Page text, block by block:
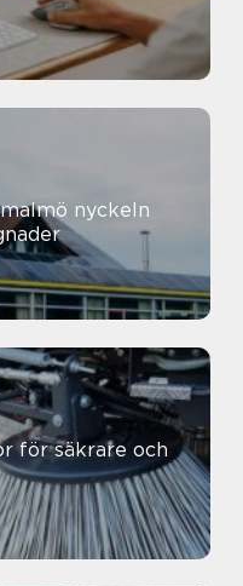
nyckeln